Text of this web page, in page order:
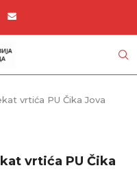
vrtića PU Čika Jova
vrtića PU Čika